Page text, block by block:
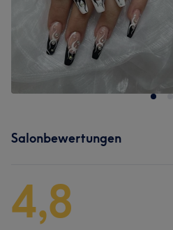
Salonbewertungen
4,8